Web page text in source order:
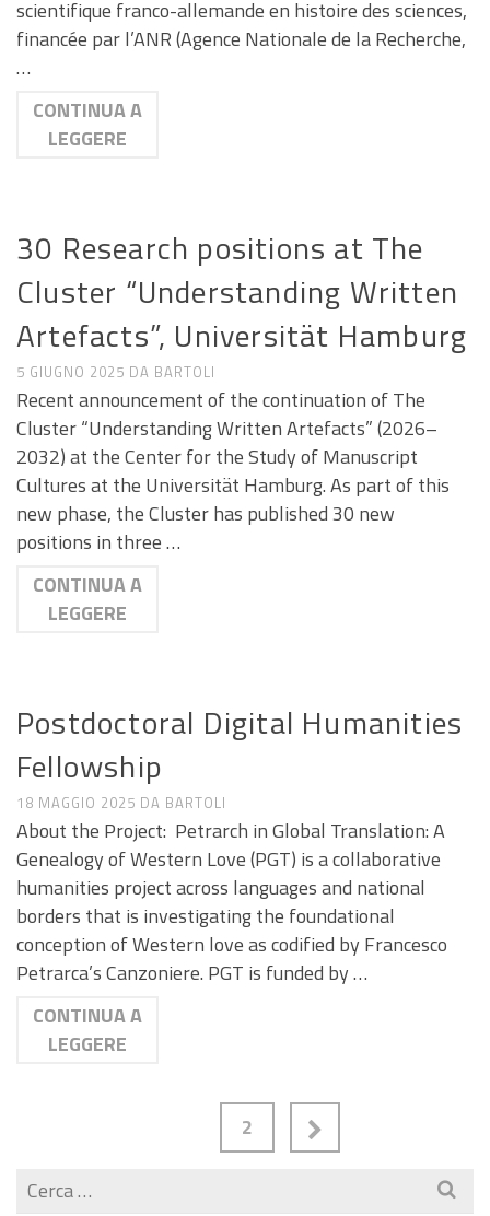
scientifique franco-allemande en histoire des sciences,
financée par l’ANR (Agence Nationale de la Recherche,
…
CONTINUA A
LEGGERE
30 Research positions at The
Cluster “Understanding Written
Artefacts”, Universität Hamburg
5 GIUGNO 2025 DA BARTOLI
Recent announcement of the continuation of The
Cluster “Understanding Written Artefacts” (2026–
2032) at the Center for the Study of Manuscript
Cultures at the Universität Hamburg. As part of this
new phase, the Cluster has published 30 new
positions in three …
CONTINUA A
LEGGERE
Postdoctoral Digital Humanities
Fellowship
18 MAGGIO 2025 DA BARTOLI
About the Project: Petrarch in Global Translation: A
Genealogy of Western Love (PGT) is a collaborative
humanities project across languages and national
borders that is investigating the foundational
conception of Western love as codified by Francesco
Petrarca’s Canzoniere. PGT is funded by …
CONTINUA A
LEGGERE
2
Cerca
per: